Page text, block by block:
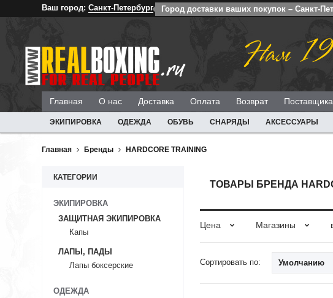
Ваш город: Санкт-Петербург Город доставки ваших покупок – Санкт-
Нам
Главная О нас Доставка Оплата Возврат
ЭКИПИРОВКА ОДЕЖДА ОБУВЬ СНАРЯДЫ АКСЕССУАРЫ
Главная Бренды HARDCORE TRAINING
КАТЕГОРИИ
ЭКИПИРОВКА
ЗАЩИТНАЯ ЭКИПИРОВКА
Капы
ЛАПЫ, ПАДЫ
Лапы боксерские
ОДЕЖДА
ТОВАРЫ БРЕНДА
Цена Магазины
Сортировать по: Умолчанию